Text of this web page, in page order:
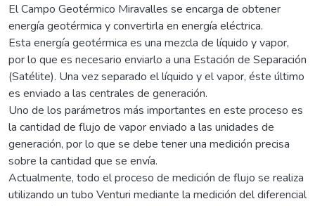
El Campo Geotérmico Miravalles se encarga de obtener
energía geotérmica y convertirla en energía eléctrica.
Esta energía geotérmica es una mezcla de líquido y vapor,
por lo que es necesario enviarlo a una Estación de Separación
(Satélite). Una vez separado el líquido y el vapor, éste último
es enviado a las centrales de generación.
Uno de los parámetros más importantes en este proceso es
la cantidad de flujo de vapor enviado a las unidades de
generación, por lo que se debe tener una medición precisa
sobre la cantidad que se envía.
Actualmente, todo el proceso de medición de flujo se realiza
utilizando un tubo Venturi mediante la medición del diferencial